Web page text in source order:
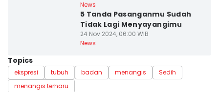
News
5 Tanda Pasanganmu Sudah
Tidak Lagi Menyayangimu
24 Nov 2024, 06:00 WIB
News
Topics
ekspresi tubuh badan menangis
Sedih
menangis terharu